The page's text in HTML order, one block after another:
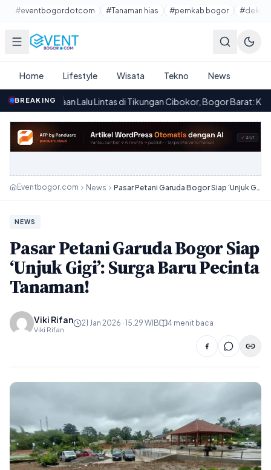
Lewati ke konten utama
#eventbogordotcom #Tanaman hias #pemkab bogor
Home Lifestyle Wisata Tekno News
BREAKING
Lalu Lintas di Tikungan Cibokor, Bogor Barat: Korban Tewas dan
Eventbogor.com News Pasar Petani Garuda Bogor Siap ‘Unjuk Gigi’: Surga Baru Pecinta Tanaman!
NEWS
Pasar Petani Garuda Bogor Siap
‘Unjuk Gigi’: Surga Baru Pecinta
Tanaman!
Viki Rifan
Viki Rifan
21 Jan 2026 · 15.29 WIB 4 menit baca